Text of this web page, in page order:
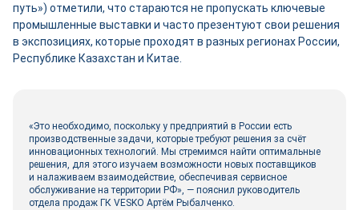
путь») отметили, что стараются не пропускать ключевые
промышленные выставки и часто презентуют свои решения
в экспозициях, которые проходят в разных регионах России,
Республике Казахстан и Китае.
«Это необходимо, поскольку у предприятий в России есть
производственные задачи, которые требуют решения за счёт
инновационных технологий. Мы стремимся найти оптимальные
решения, для этого изучаем возможности новых поставщиков
и налаживаем взаимодействие, обеспечивая сервисное
обслуживание на территории РФ», — пояснил руководитель
отдела продаж ГК VESKO Артём Рыбалченко.